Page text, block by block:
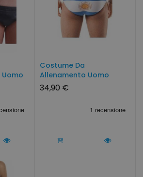
Uomo
Costume Da
Allenamento Uomo
ARGENTINA By...
34,90 €